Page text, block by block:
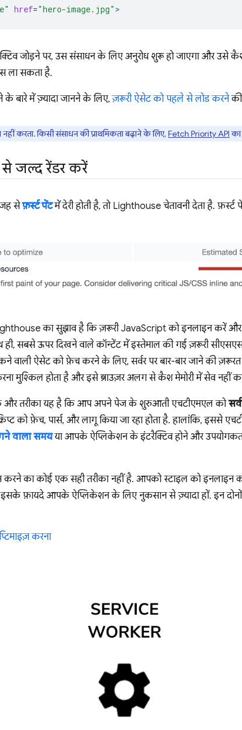
href="hero-image.jpg" >
जोड़ने पर, उस संसाधन के लिए अनुरोध शुरू हो जाएगा और उसे
ला सकता है.
बारे में ज़्यादा जानने के लिए,ज़रूरी ऐसेट को पहले से लोड करनेकी
करता. किसी संसाधन की प्राथमिकता बढ़ाने के लिए, Fetch Priority APIका
जल्द रेंडर करें
सेफ़र्स्ट पेंटमें देरी होती है, तो Lighthouse चेतावनी देता है.
का सुझाव है कि ज़रूरी JavaScript को इनलाइन करें
ही, सबसे ऊपर दिखने वाले कॉन्टेंट में इस्तेमाल की गई ज़रूरी
वाली ऐसेट को फ़ेच करने के लिए, सर्वर पर बार-बार जाने की
मुश्किल होता है और इसे ब्राउज़र अलग से कैश मेमोरी में सेव नहीं
और तरीका यह है कि आप अपने पेज के शुरुआती एचटीएमएल को
को फ़ेच, पार्स, और लागू किया जा रहा होता है. हालांकि, इससे
वाला समयया आपके ऐप्लिकेशन के इंटरैक्टिव होने और
का कोई एक सही तरीका नहीं है. आपको स्टाइल को इनलाइन
इसके फ़ायदे आपके ऐप्लिकेशन के लिए नुकसान से ज़्यादा हों. इन
करना